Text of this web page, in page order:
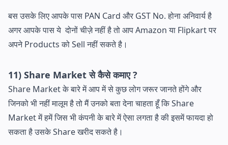
बस उसके लिए आपके पास PAN Card और GST No. होना अनिवार्य है
अगर आपके पास ये दोनों चीज़े नहीं है तो आप Amazon या Flipkart पर
अपने Products को Sell नहीं सकते है।
11) Share Market से कैसे कमाए ?
Share Market के बारे में आप में से कुछ लोग जरूर जानते होंगे और
जिनको भी नहीं मालूम है तो मैं उनको बता देना चाहता हूँ कि Share
Market में हमें जिस भी कंपनी के बारे में ऐसा लगता है की इसमें फायदा हो
सकता है उसके Share खरीद सकते है।